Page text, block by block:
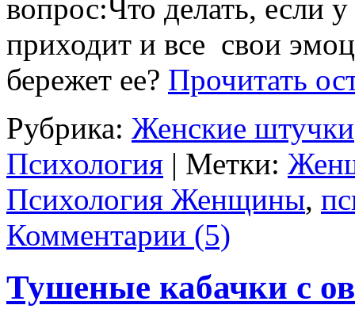
вопрос:Что делать, если
приходит и все свои
бережет ее? Прочитать
Рубрика: Женские штучки
Психология | Метки:
Психология Женщины,
Комментарии (5)
Тушеные кабачки с